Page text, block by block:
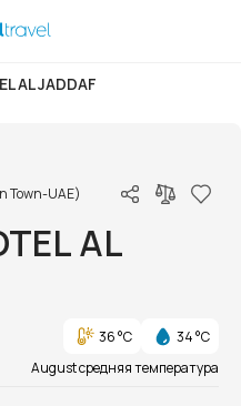
AL JADDAF
Town-UAE)
AL
36 °C
34 °C
August средняя температура